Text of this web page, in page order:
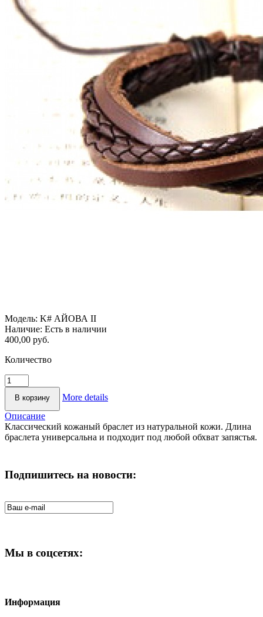
Модель: K# АЙОВА II
Наличие: Есть в наличии
400,00 руб.
Количество
More details
Описание
Классический кожаный браслет из натуральной кожи. Длина
браслета универсальна и подходит под любой обхват запястья.
Подпишитесь на новости:
Мы в соцсетях:
Информация